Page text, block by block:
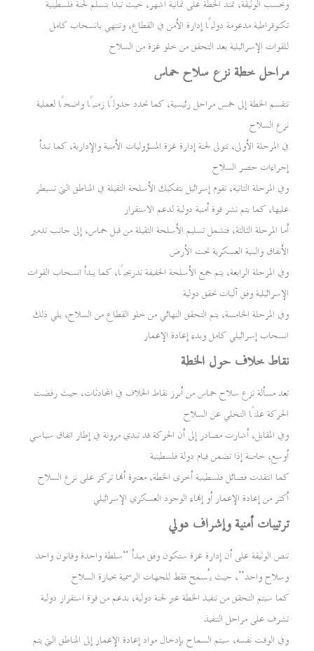
وبحسب الوثيقة، تمتد الخطة على ثمانية أشهر، حيث تبدأ بتسلم لجنة فلسطينية
تكنوقراطية مدعومة دوليًا إدارة الأمن في القطاع، وتنتهي بانسحاب كامل
للقوات الإسرائيلية بعد التحقق من خلو غزة من السلاح
مراحل خطة نزع سلاح حماس
تنقسم الخطة إلى خمس مراحل رئيسية، كما تحدد جدولًا زمنيًا واضحًا لعملية
نزع السلاح
في المرحلة الأولى، تتولى لجنة إدارة غزة المسؤوليات الأمنية والإدارية، كما تبدأ
إجراءات حصر السلاح
وفي المرحلة الثانية، تقوم إسرائيل بتفكيك الأسلحة الثقيلة في المناطق التي تسيطر
عليها، كما يتم نشر قوة أمنية دولية لدعم الاستقرار
أما المرحلة الثالثة، فتشمل تسليم الأسلحة الثقيلة من قبل حماس، إلى جانب تدمير
الأنفاق والبنية العسكرية تحت الأرض
وفي المرحلة الرابعة، يتم جمع الأسلحة الخفيفة تدريجيًا، كما يبدأ انسحاب القوات
الإسرائيلية وفق آليات تحقق دولية
وفي المرحلة الخامسة، يتم التحقق النهائي من خلو القطاع من السلاح، يلي ذلك
انسحاب إسرائيلي كامل وبدء إعادة الإعمار
نقاط خلاف حول الخطة
تعد مسألة نزع سلاح حماس من أبرز نقاط الخلاف في المحادثات، حيث رفضت
الحركة علنًا التخلي عن السلاح
وفي المقابل، أشارت مصادر إلى أن الحركة قد تبدي مرونة في إطار اتفاق سياسي
أوسع، خاصة إذا تضمن قيام دولة فلسطينية
كما انتقدت فصائل فلسطينية أخرى الخطة، معتبرة أنها تركز على نزع السلاح
أكثر من إعادة الإعمار أو إنهاء الوجود العسكري الإسرائيلي
ترتيبات أمنية وإشراف دولي
تنص الوثيقة على أن إدارة غزة ستكون وفق مبدأ “سلطة واحدة وقانون واحد
وسلاح واحد”، حيث يُسمح فقط للجهات الرسمية بحيازة السلاح
كما سيتم التحقق من تنفيذ الخطة عبر لجنة دولية، بدعم من قوة استقرار دولية
تشرف على مراحل التنفيذ
وفي الوقت نفسه، سيتم السماح بإدخال مواد إعادة الإعمار إلى المناطق التي يتم